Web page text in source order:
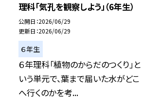
理科「気孔を観察しよう」（6年生）
公開日 2026/06/29
更新日 2026/06/29
６年生
６年理科「植物のからだのつくり」と
いう単元で、葉まで届いた水がどこ
へ行くのかを考...